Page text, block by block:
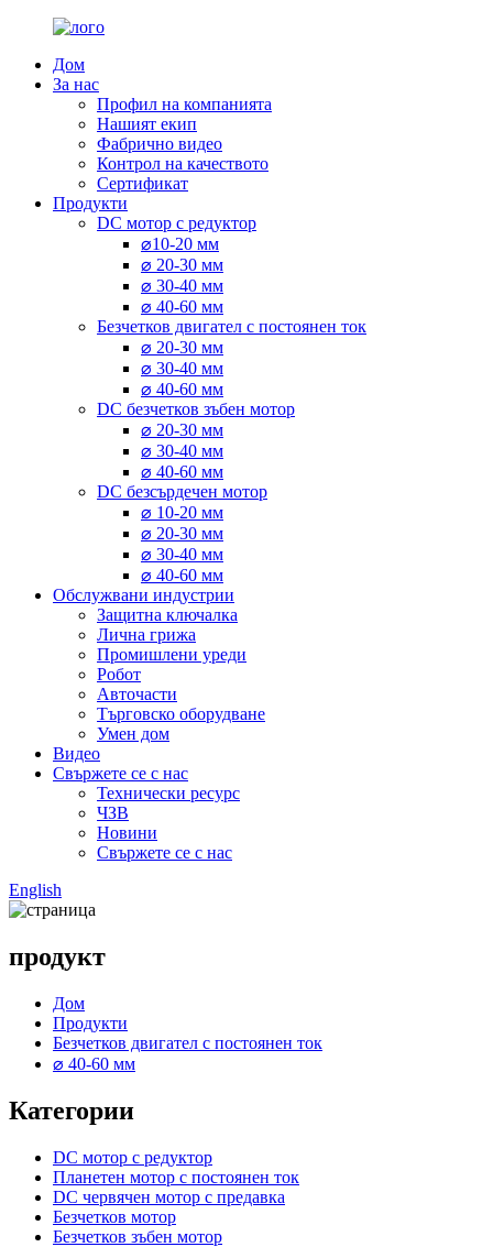
Дом
За нас
Профил на компанията
Нашият екип
Фабрично видео
Контрол на качеството
Сертификат
Продукти
DC мотор с редуктор
⌀10-20 мм
⌀ 20-30 мм
⌀ 30-40 мм
⌀ 40-60 мм
Безчетков двигател с постоянен ток
⌀ 20-30 мм
⌀ 30-40 мм
⌀ 40-60 мм
DC безчетков зъбен мотор
⌀ 20-30 мм
⌀ 30-40 мм
⌀ 40-60 мм
DC безсърдечен мотор
⌀ 10-20 мм
⌀ 20-30 мм
⌀ 30-40 мм
⌀ 40-60 мм
Обслужвани индустрии
Защитна ключалка
Лична грижа
Промишлени уреди
Робот
Авточасти
Търговско оборудване
Умен дом
Видео
Свържете се с нас
Технически ресурс
ЧЗВ
Новини
Свържете се с нас
English
продукт
Дом
Продукти
Безчетков двигател с постоянен ток
⌀ 40-60 мм
Категории
DC мотор с редуктор
Планетен мотор с постоянен ток
DC червячен мотор с предавка
Безчетков мотор
Безчетков зъбен мотор